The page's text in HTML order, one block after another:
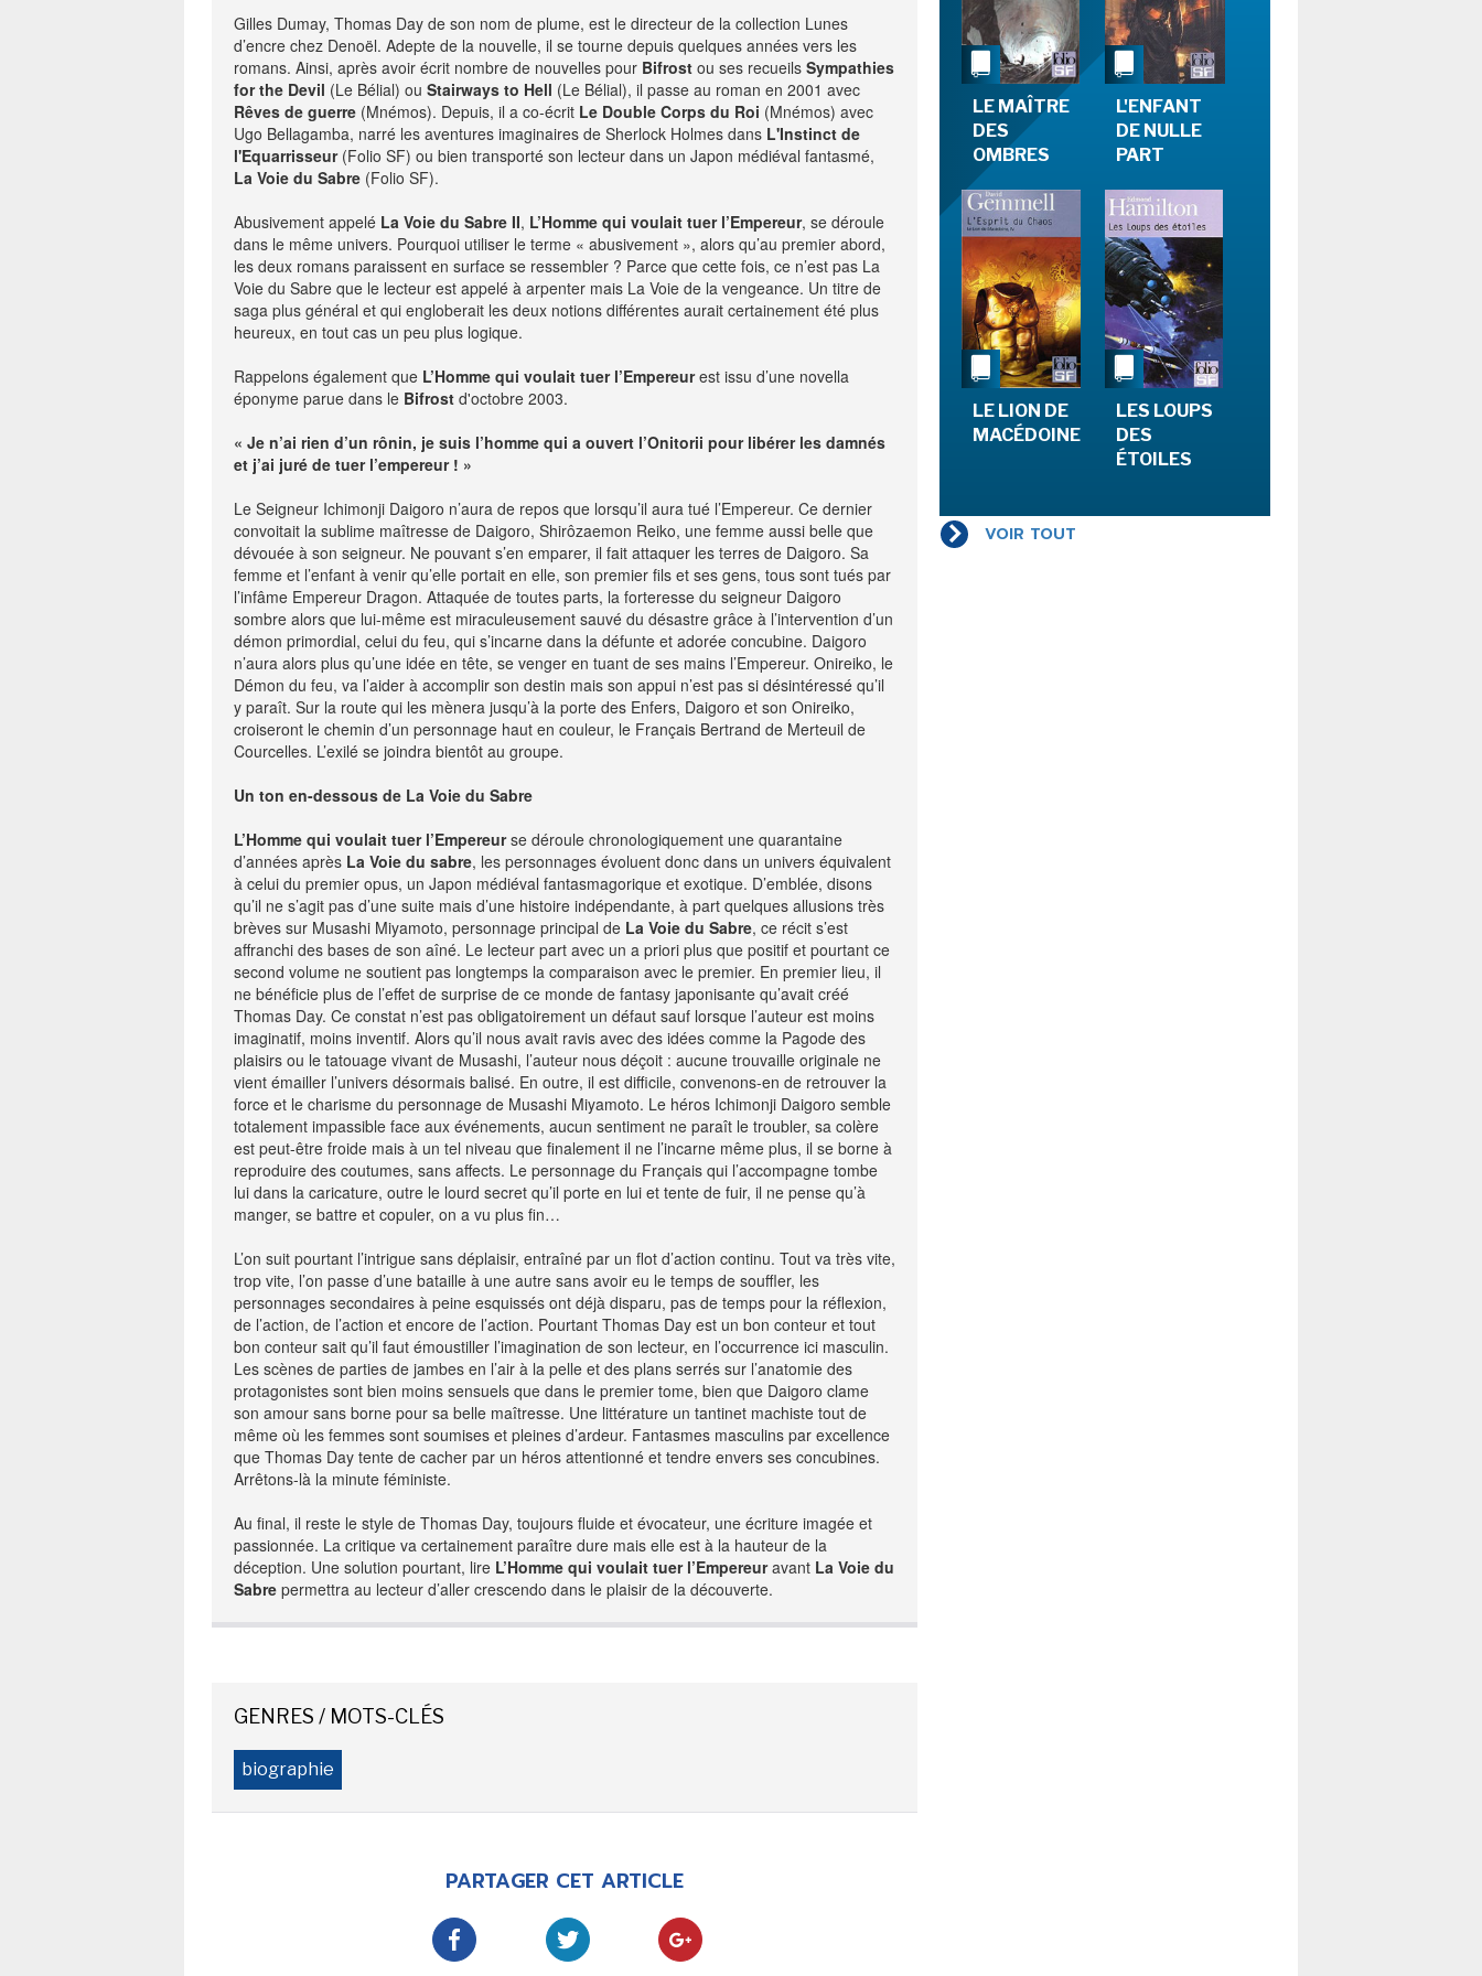
NEWSLETTER
S'ABONNER
En indiquant votre adresse mail ci-dessus, vous consentez à
recevoir des mails de la part d'Actusf. Vous pouvez vous
désinscrire à tout moment à travers les liens de
désinscription.
LA RÉDACTION CONTACT FORUM
EDITIONS ACTUSF EMAGINAIRE
MES PREMIÈRES
LECTURES
Mentions légales - Cookies - Publicités - Données personnelles - Plan du site
Gilles Dumay, Thomas Day de son nom de plume, est le directeur de la collection Lunes
d’encre chez Denoël. Adepte de la nouvelle, il se tourne depuis quelques années vers les
romans. Ainsi, après avoir écrit nombre de nouvelles pour Bifrost ou ses recueils Sympathies
for the Devil (Le Bélial) ou Stairways to Hell (Le Bélial), il passe au roman en 2001 avec
Rêves de guerre (Mnémos). Depuis, il a co-écrit Le Double Corps du Roi (Mnémos) avec
Ugo Bellagamba, narré les aventures imaginaires de Sherlock Holmes dans L'Instinct de
l'Equarrisseur (Folio SF) ou bien transporté son lecteur dans un Japon médiéval fantasmé,
La Voie du Sabre (Folio SF).
Abusivement appelé La Voie du Sabre II, L’Homme qui voulait tuer l’Empereur, se déroule
dans le même univers. Pourquoi utiliser le terme « abusivement », alors qu’au premier abord,
les deux romans paraissent en surface se ressembler ? Parce que cette fois, ce n’est pas La
Voie du Sabre que le lecteur est appelé à arpenter mais La Voie de la vengeance. Un titre de
saga plus général et qui engloberait les deux notions différentes aurait certainement été plus
heureux, en tout cas un peu plus logique.
Rappelons également que L’Homme qui voulait tuer l’Empereurest issu d’une novella
éponyme parue dans le Bifrost d'octobre 2003.
« Je n’ai rien d’un rônin, je suis l’homme qui a ouvert l’Onitorii pour libérer les damnés
et j’ai juré de tuer l’empereur ! »
Le Seigneur Ichimonji Daigoro n’aura de repos que lorsqu’il aura tué l’Empereur. Ce dernier
convoitait la sublime maîtresse de Daigoro, Shirôzaemon Reiko, une femme aussi belle que
dévouée à son seigneur. Ne pouvant s’en emparer, il fait attaquer les terres de Daigoro. Sa
femme et l’enfant à venir qu’elle portait en elle, son premier fils et ses gens, tous sont tués par
l’infâme Empereur Dragon. Attaquée de toutes parts, la forteresse du seigneur Daigoro
sombre alors que lui-même est miraculeusement sauvé du désastre grâce à l’intervention d’un
démon primordial, celui du feu, qui s’incarne dans la défunte et adorée concubine. Daigoro
n’aura alors plus qu’une idée en tête, se venger en tuant de ses mains l’Empereur. Onireiko, le
Démon du feu, va l’aider à accomplir son destin mais son appui n’est pas si désintéressé qu’il
y paraît. Sur la route qui les mènera jusqu’à la porte des Enfers, Daigoro et son Onireiko,
croiseront le chemin d’un personnage haut en couleur, le Français Bertrand de Merteuil de
Courcelles. L’exilé se joindra bientôt au groupe.
Un ton en-dessous de La Voie du Sabre
L’Homme qui voulait tuer l’Empereurse déroule chronologiquement une quarantaine
d’années après La Voie du sabre, les personnages évoluent donc dans un univers équivalent
à celui du premier opus, un Japon médiéval fantasmagorique et exotique. D’emblée, disons
qu’il ne s’agit pas d’une suite mais d’une histoire indépendante, à part quelques allusions très
brèves sur Musashi Miyamoto, personnage principal de La Voie du Sabre, ce récit s’est
affranchi des bases de son aîné. Le lecteur part avec un a priori plus que positif et pourtant ce
second volume ne soutient pas longtemps la comparaison avec le premier. En premier lieu, il
ne bénéficie plus de l’effet de surprise de ce monde de fantasy japonisante qu’avait créé
Thomas Day. Ce constat n’est pas obligatoirement un défaut sauf lorsque l’auteur est moins
imaginatif, moins inventif. Alors qu’il nous avait ravis avec des idées comme la Pagode des
plaisirs ou le tatouage vivant de Musashi, l’auteur nous déçoit : aucune trouvaille originale ne
vient émailler l’univers désormais balisé. En outre, il est difficile, convenons-en de retrouver la
force et le charisme du personnage de Musashi Miyamoto. Le héros Ichimonji Daigoro semble
totalement impassible face aux événements, aucun sentiment ne paraît le troubler, sa colère
est peut-être froide mais à un tel niveau que finalement il ne l’incarne même plus, il se borne à
reproduire des coutumes, sans affects. Le personnage du Français qui l’accompagne tombe
lui dans la caricature, outre le lourd secret qu’il porte en lui et tente de fuir, il ne pense qu’à
manger, se battre et copuler, on a vu plus fin…
L’on suit pourtant l’intrigue sans déplaisir, entraîné par un flot d’action continu. Tout va très vite,
trop vite, l’on passe d’une bataille à une autre sans avoir eu le temps de souffler, les
personnages secondaires à peine esquissés ont déjà disparu, pas de temps pour la réflexion,
de l’action, de l’action et encore de l’action. Pourtant Thomas Day est un bon conteur et tout
bon conteur sait qu’il faut émoustiller l’imagination de son lecteur, en l’occurrence ici masculin.
Les scènes de parties de jambes en l’air à la pelle et des plans serrés sur l’anatomie des
protagonistes sont bien moins sensuels que dans le premier tome, bien que Daigoro clame
son amour sans borne pour sa belle maîtresse. Une littérature un tantinet machiste tout de
même où les femmes sont soumises et pleines d’ardeur. Fantasmes masculins par excellence
que Thomas Day tente de cacher par un héros attentionné et tendre envers ses concubines.
Arrêtons-là la minute féministe.
Au final, il reste le style de Thomas Day, toujours fluide et évocateur, une écriture imagée et
passionnée. La critique va certainement paraître dure mais elle est à la hauteur de la
déception. Une solution pourtant, lire L’Homme qui voulait tuer l’Empereuravant La Voie du
Sabre permettra au lecteur d’aller crescendo dans le plaisir de la découverte.
GENRES / MOTS-CLÉS
biographie
PARTAGER CET ARTICLE
LE MAÎTRE
DES
OMBRES
L'ENFANT
DE NULLE
PART
LE LION DE
MACÉDOINE
LES LOUPS
DES
ÉTOILES
VOIR TOUT